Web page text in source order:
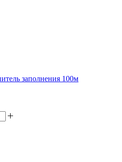
заполнения 100м